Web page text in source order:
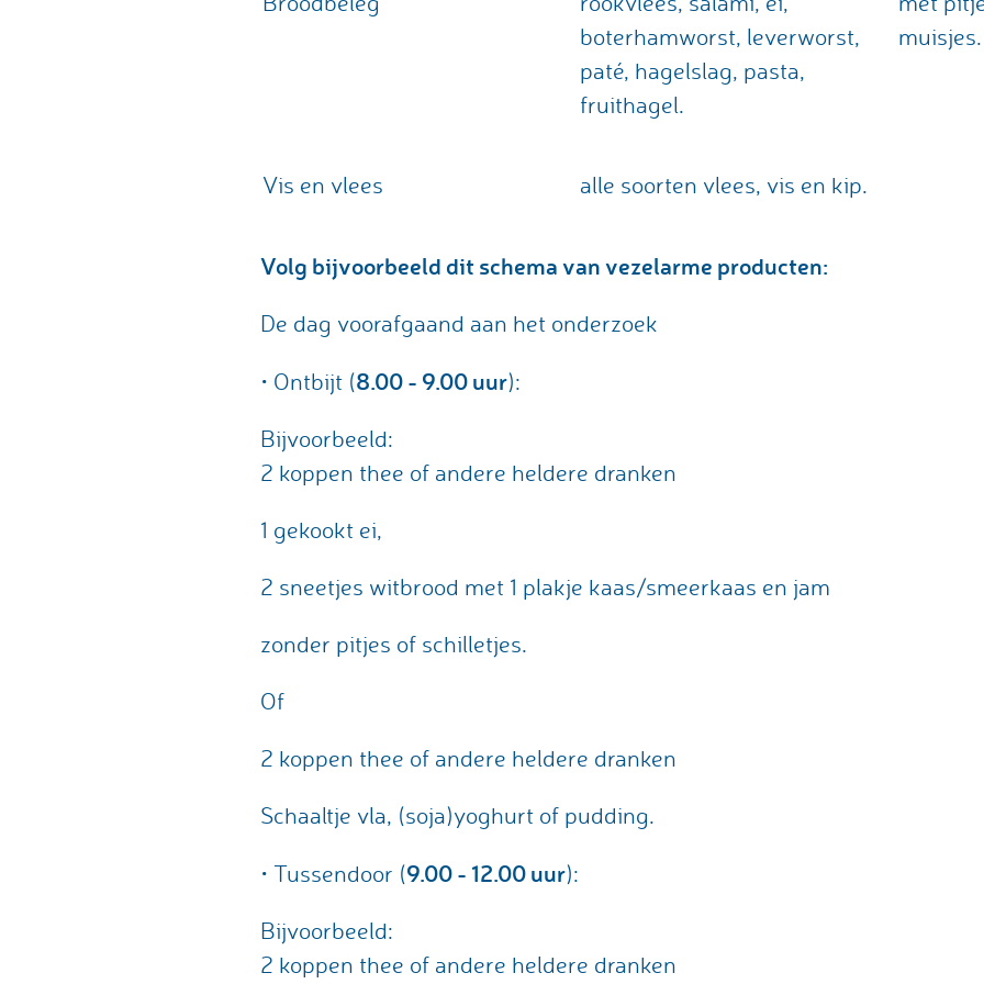
boterhamworst, leverworst,
paté, hagelslag, pasta,
fruithagel.
muisjes.
Vis en vlees alle soorten vlees, vis en kip.
Volg bijvoorbeeld dit schema van vezelarme producten:
De dag voorafgaand aan het onderzoek
• Ontbijt (8.00 - 9.00 uur):
Bijvoorbeeld:
2 koppen thee of andere heldere dranken
1 gekookt ei,
2 sneetjes witbrood met 1 plakje kaas/smeerkaas en jam
zonder pitjes of schilletjes.
Of
2 koppen thee of andere heldere dranken
Schaaltje vla, (soja)yoghurt of pudding.
• Tussendoor (9.00 - 12.00 uur):
Bijvoorbeeld:
2 koppen thee of andere heldere dranken